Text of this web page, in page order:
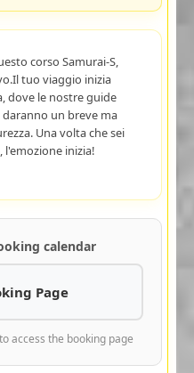
corso Samurai-S,
tuo viaggio inizia
dove le nostre guide
un breve ma
Una volta che sei
inizia!
calendar
Page
access the booking page